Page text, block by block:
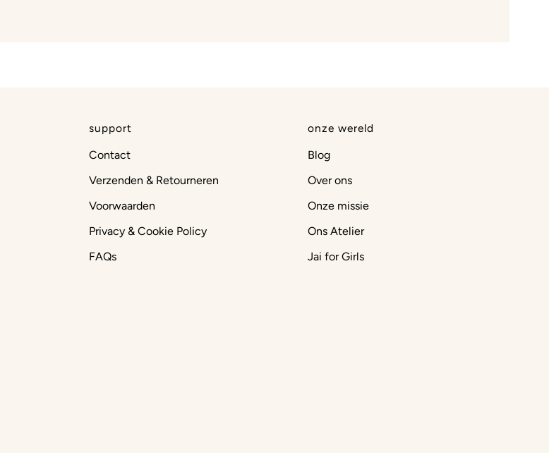
support
Contact
Verzenden & Retourneren
Voorwaarden
Privacy & Cookie Policy
FAQs
onze wereld
Blog
Over ons
Onze missie
Ons Atelier
Jai for Girls